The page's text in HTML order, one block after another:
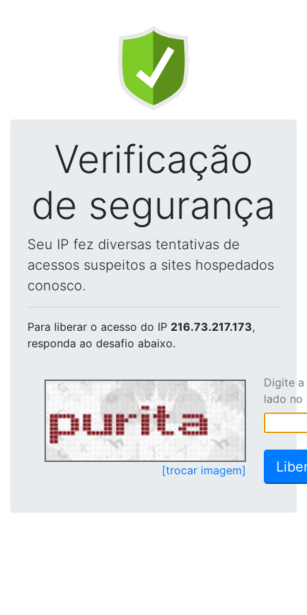
Verificação
de segurança
Seu IP fez diversas tentativas de
acessos suspeitos a sites hospedados
conosco.
Para liberar o acesso do IP 216.73.217.173,
responda ao desafio abaixo.
[trocar imagem]
Digite
lado no